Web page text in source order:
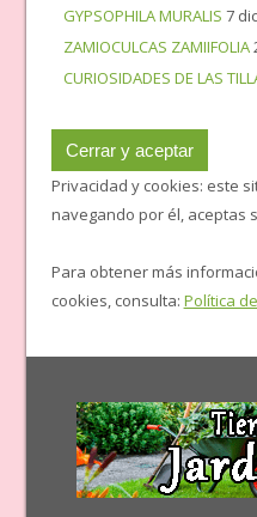
GYPSOPHILA MURALIS 7
ZAMIOCULCAS ZAMIIFOLIA
CURIOSIDADES DE LAS
Privacidad y cookies: este
navegando por él, aceptas
Para obtener más
cookies, consulta: Política